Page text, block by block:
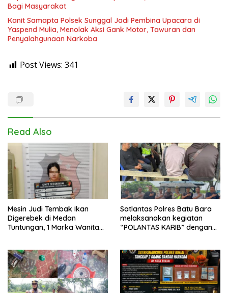
Bagi Masyarakat
Kanit Samapta Polsek Sunggal Jadi Pembina Upacara di
Yaspend Mulia, Menolak Aksi Gank Motor, Tawuran dan
Penyalahgunaan Narkoba
Post Views: 341
Read Also
Mesin Judi Tembak Ikan
Digerebek di Medan
Tuntungan, 1 Marka Wanita
Satlantas Polres Batu Bara
melaksanakan kegiatan
“POLANTAS KARIB” dengan